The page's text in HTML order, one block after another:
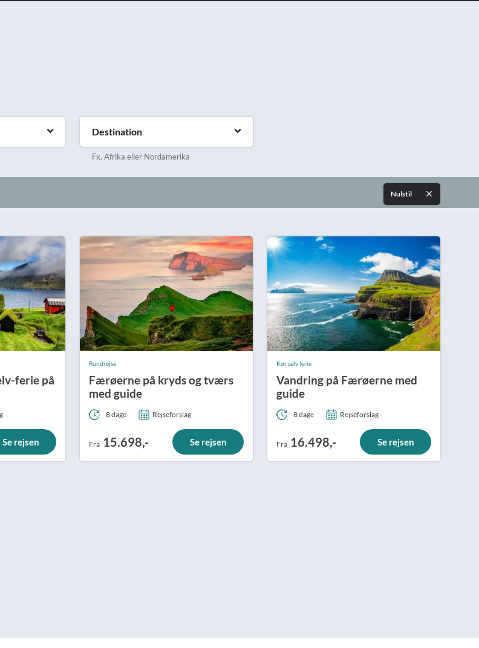
Destination
Fx. Afrika eller Nordamerika
Nulstil
ferie på
Se rejsen
Rundrejse
Færøerne på kryds og tværs
med guide
8 dage Rejseforslag
Fra 15.698,- Se rejsen
Kør selv ferie
Vandring på Færøerne med
guide
8 dage Rejseforslag
Fra 16.498,- Se rejsen